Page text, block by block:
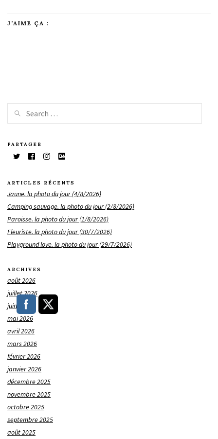
J’AIME ÇA :
PARTAGER
ARTICLES RÉCENTS
Jaune. la photo du jour (4/8/2026)
Camping sauvage. la photo du jour (2/8/2026)
Paroisse. la photo du jour (1/8/2026)
Fleuriste. la photo du jour (30/7/2026)
Playground love. la photo du jour (29/7/2026)
ARCHIVES
août 2026
juillet 2026
juin 2026
mai 2026
avril 2026
mars 2026
février 2026
janvier 2026
décembre 2025
novembre 2025
octobre 2025
septembre 2025
août 2025